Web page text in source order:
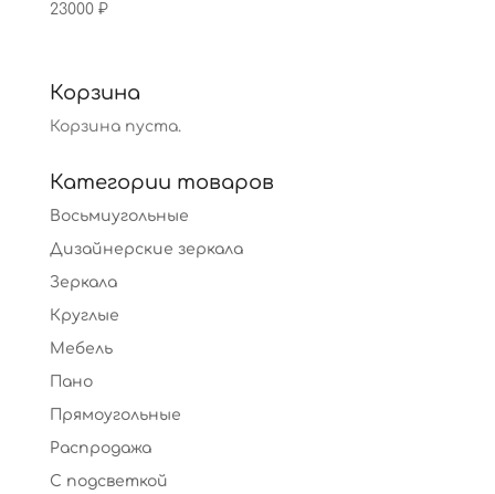
23000 ₽
Корзина
Корзина пуста.
Категории товаров
Восьмиугольные
Дизайнерские зеркала
Зеркала
Круглые
Мебель
Пано
Прямоугольные
Распродажа
С подсветкой